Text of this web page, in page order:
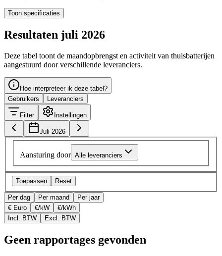
Toon specificaties
Resultaten juli 2026
Deze tabel toont de maandopbrengst en activiteit van thuisbatterijen
aangestuurd door verschillende leveranciers.
Hoe interpreteer ik deze tabel?
Gebruikers
Leveranciers
Filter Instellingen
Juli 2026
Aansturing door Alle leveranciers
Toepassen Reset
Per dag Per maand
Per jaar
€ Euro
€/kW
€/kWh
Incl. BTW
Excl. BTW
Geen rapportages gevonden